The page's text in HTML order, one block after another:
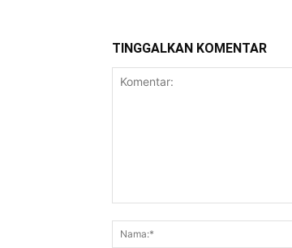
TINGGALKAN KOMENTAR